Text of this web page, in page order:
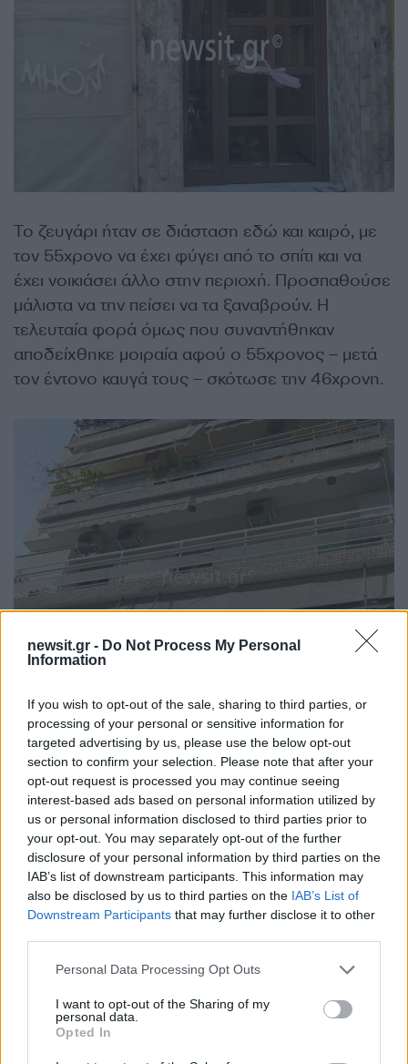
newsit.gr - Do Not Process My Personal
Information
If you wish to opt-out of the sale, sharing to third parties, or
processing of your personal or sensitive information for
targeted advertising by us, please use the below opt-out
section to confirm your selection. Please note that after your
opt-out request is processed you may continue seeing
interest-based ads based on personal information utilized by
us or personal information disclosed to third parties prior to
your opt-out. You may separately opt-out of the further
disclosure of your personal information by third parties on the
IAB’s list of downstream participants. This information may
also be disclosed by us to third parties on the IAB’s List of
Downstream Participants that may further disclose it to other
Please note that this website/app uses one or more Google
not limited to your visit or usage behaviour. You may click to
grant or deny consent to Google and its third-party tags to
use your data for below specified purposes in below Google
consent section.
Personal Data Processing Opt Outs
I want to opt-out of the Sharing of my
personal data.
Opted In
Το ζευγάρι ήταν σε διάσταση εδώ και καιρό, με
τον 55χρονο να έχει φύγει από το σπίτι και να
έχει νοικιάσει άλλο στην περιοχή. Προσπαθούσε
μάλιστα να την πείσει να τα ξαναβρούν. Η
τελευταία φορά όμως που συναντήθηκαν
αποδείχθηκε μοιραία αφού ο 55χρονος – μετά
τον έντονο καυγά τους – σκότωσε την 46χρονη.
Υπενθυμίζεται ότι ο 55χρονος συζυγοκτόνος